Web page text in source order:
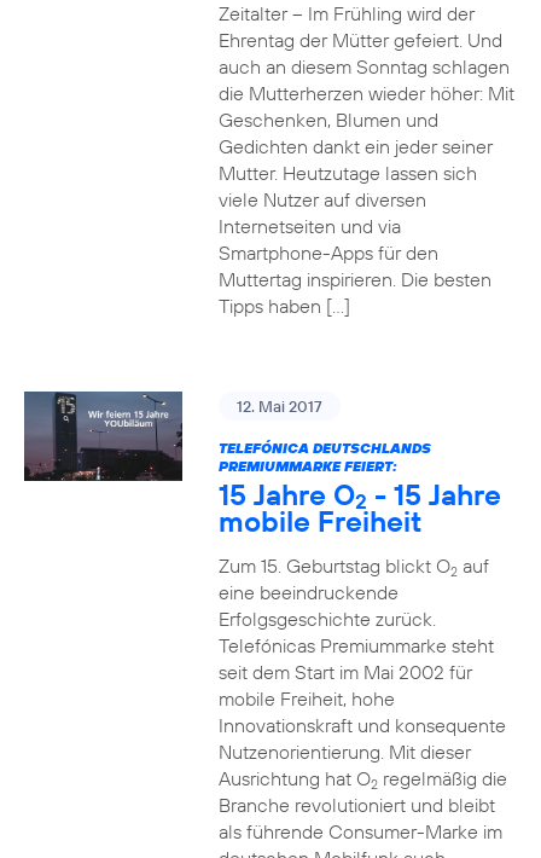
Zeitalter – Im Frühling wird der
Ehrentag der Mütter gefeiert. Und
auch an diesem Sonntag schlagen
die Mutterherzen wieder höher: Mit
Geschenken, Blumen und
Gedichten dankt ein jeder seiner
Mutter. Heutzutage lassen sich
viele Nutzer auf diversen
Internetseiten und via
Smartphone-Apps für den
Muttertag inspirieren. Die besten
Tipps haben […]
12. Mai 2017
TELEFÓNICA DEUTSCHLANDS
PREMIUMMARKE FEIERT:
15 Jahre O2 - 15 Jahre
mobile Freiheit
Zum 15. Geburtstag blickt O2auf
eine beeindruckende
Erfolgsgeschichte zurück.
Telefónicas Premiummarke steht
seit dem Start im Mai 2002 für
mobile Freiheit, hohe
Innovationskraft und konsequente
Nutzenorientierung. Mit dieser
Ausrichtung hat O2regelmäßig die
Branche revolutioniert und bleibt
als führende Consumer-Marke im